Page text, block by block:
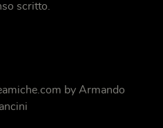
scritto.
by Armando